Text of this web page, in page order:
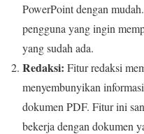
PowerPoint dengan
pengguna yang ingin
yang sudah ada.
Redaksi: Fitur redaksi
menyembunyikan
dokumen PDF. Fitur ini
bekerja dengan dokumen